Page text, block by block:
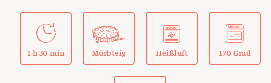
1 h 30 min Mürbteig Heißluft 170 Grad